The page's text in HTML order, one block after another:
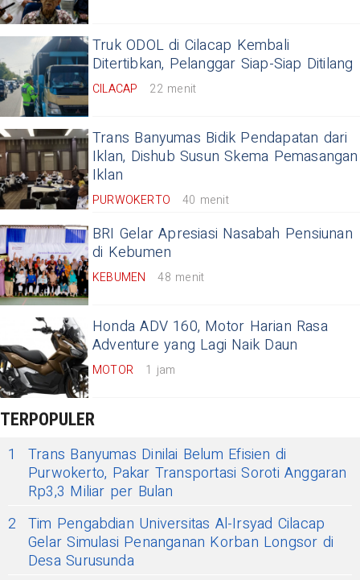
Truk ODOL di Cilacap Kembali
Ditertibkan, Pelanggar Siap-Siap Ditilang
CILACAP 22 menit
Trans Banyumas Bidik Pendapatan dari
Iklan, Dishub Susun Skema Pemasangan
Iklan
PURWOKERTO 40 menit
BRI Gelar Apresiasi Nasabah Pensiunan
di Kebumen
KEBUMEN 48 menit
Honda ADV 160, Motor Harian Rasa
Adventure yang Lagi Naik Daun
MOTOR 1 jam
TERPOPULER
1
Trans Banyumas Dinilai Belum Efisien di
Purwokerto, Pakar Transportasi Soroti Anggaran
Rp3,3 Miliar per Bulan
2 Tim Pengabdian Universitas Al-Irsyad Cilacap
Gelar Simulasi Penanganan Korban Longsor di
Desa Surusunda